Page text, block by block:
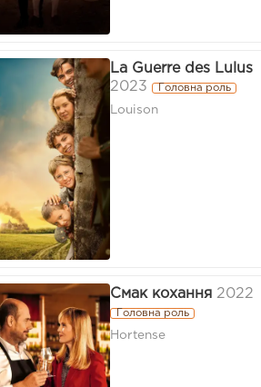
La Guerre des Lulus
2023
Головна роль
Louison
Смак кохання 2022
Головна роль
Hortense